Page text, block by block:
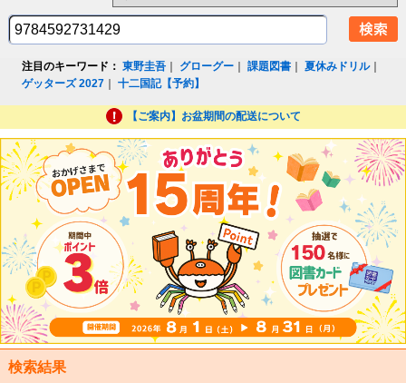
注目のキーワード： 東野圭吾 グローグー ｜課題図書 ｜夏休みドリル｜
ゲッターズ 2027 ｜十二国記【予約】
【ご案内】お盆期間の配送について
検索結果